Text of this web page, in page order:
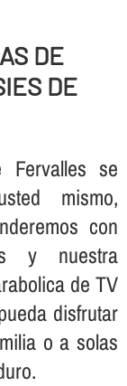
DE
DE
se
mismo,
con
y nuestra
de TV
disfrutar
o a solas